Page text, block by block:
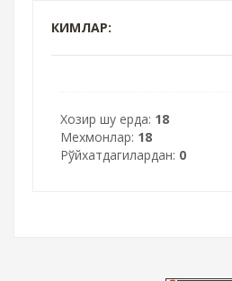
КИМЛАР:
Хозир шу ерда: 18
Мехмонлар: 18
Рўйхатдагилардан: 0